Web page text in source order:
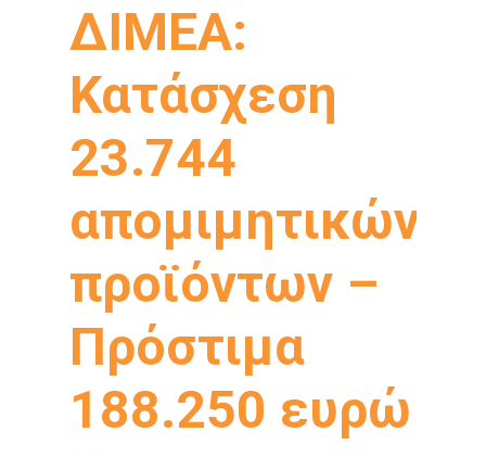
ΔΙΜΕΑ:
Κατάσχεση
23.744
απομιμητικών
προϊόντων –
Πρόστιμα
188.250 ευρώ